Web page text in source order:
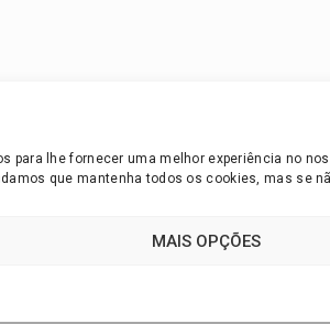
para lhe fornecer uma melhor experiência no
que mantenha todos os cookies, mas se
MAIS OPÇÕES